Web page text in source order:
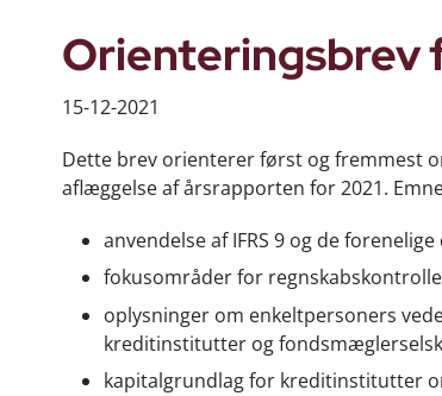
Orienteringsbrev
15-12-2021
Dette brev orienterer først og fremmest
aflæggelse af årsrapporten for 2021.
anvendelse af IFRS 9 og de
fokusområder for
oplysninger om enkeltpersoners
kreditinstitutter og
kapitalgrundlag for kreditinstitutter